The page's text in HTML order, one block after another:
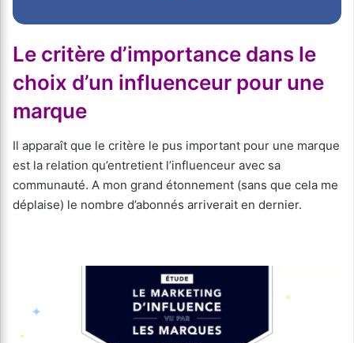
Le critère d’importance dans le
choix d’un influenceur pour une
marque
Il apparaît que le critère le pus important pour une marque
est la relation qu’entretient l’influenceur avec sa
communauté. A mon grand étonnement (sans que cela me
déplaise) le nombre d’abonnés arriverait en dernier.